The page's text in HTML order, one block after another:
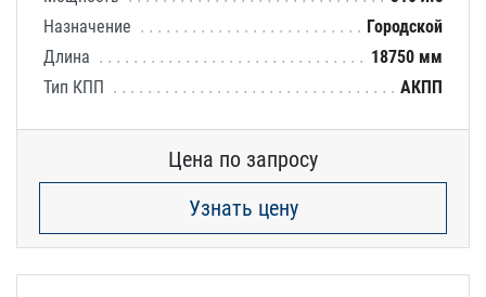
Назначение
Городской
Длина
18750 мм
Тип КПП
АКПП
Цена по запросу
Узнать цену